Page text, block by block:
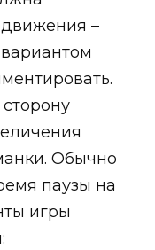
–
Обычно
паузы на
игры